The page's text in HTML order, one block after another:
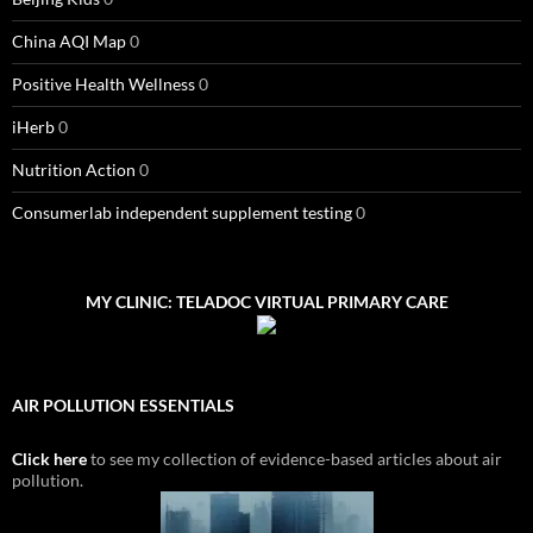
China AQI Map0
Positive Health Wellness0
iHerb0
Nutrition Action 0
Consumerlab independent supplement testing0
MY CLINIC: TELADOC VIRTUAL PRIMARY CARE
AIR POLLUTION ESSENTIALS
Click hereto see my collection of evidence-based articles about air
pollution.